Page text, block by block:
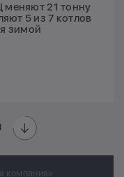
меняют 21 тонну
5 из 7 котлов
зимой
компания»